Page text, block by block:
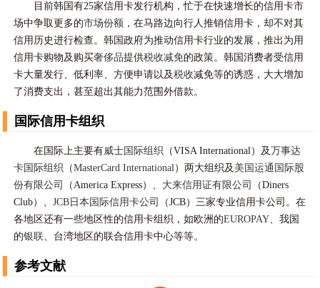
目前韩国有25家信用卡发行机构，忙于在快速增长的信用卡市
场中争取更多的市场份额 ，在马路边向行人推销信用卡，却不对其
信用历史进行检查。韩国政府为推动信用卡行业的发展，推出为用
信用卡购物及购买奢侈品提供税收减免的政策。韩国消费者受信用
卡大量发行、低利率、方便申请以及税收减免等的诱惑，大大增加
了消费支出，甚至超出其能力范围外借款。
国际信用卡组织
在国际上主要有威士国际组织 （VISA International）及万事达
卡国际组织 （MasterCard International）两大组织及 美国运通国际股
份有限公司
（America Express）、 大来信用证有限公司
（Diners
Club）、JCB日本国际信用卡公司
（JCB）三家专业信用卡公司。在
各地区还有一些地区性的信用卡组织，如欧洲的EUROPAY、我国
的银联、台湾地区的联合信用卡中心等等。
参考文献